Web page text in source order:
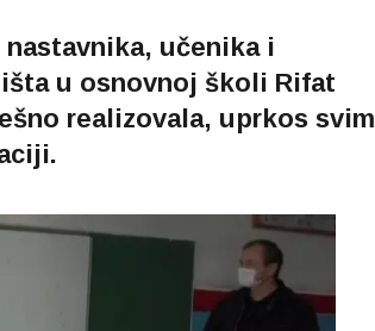
učenika i
u osnovnoj školi Rifat
realizovala, uprkos svim